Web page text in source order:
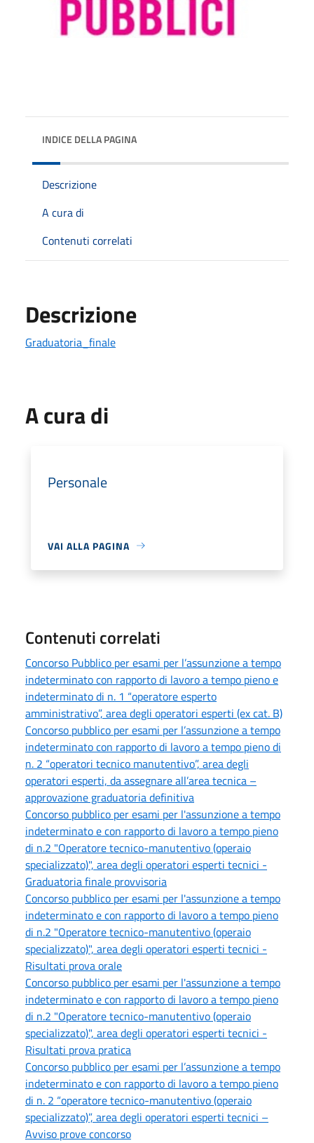
INDICE DELLA PAGINA
Descrizione
A cura di
Contenuti correlati
Descrizione
Graduatoria_finale
A cura di
Personale
VAI ALLA PAGINA
Contenuti correlati
Concorso Pubblico per esami per l’assunzione a tempo
indeterminato con rapporto di lavoro a tempo pieno e
indeterminato di n. 1 “operatore esperto
amministrativo”, area degli operatori esperti (ex cat. B)
Concorso pubblico per esami per l’assunzione a tempo
indeterminato con rapporto di lavoro a tempo pieno di
n. 2 “operatori tecnico manutentivo”, area degli
operatori esperti, da assegnare all’area tecnica –
approvazione graduatoria definitiva
Concorso pubblico per esami per l'assunzione a tempo
indeterminato e con rapporto di lavoro a tempo pieno
di n.2 "Operatore tecnico-manutentivo (operaio
specializzato)", area degli operatori esperti tecnici -
Graduatoria finale provvisoria
Concorso pubblico per esami per l'assunzione a tempo
indeterminato e con rapporto di lavoro a tempo pieno
di n.2 "Operatore tecnico-manutentivo (operaio
specializzato)", area degli operatori esperti tecnici -
Risultati prova orale
Concorso pubblico per esami per l'assunzione a tempo
indeterminato e con rapporto di lavoro a tempo pieno
di n.2 "Operatore tecnico-manutentivo (operaio
specializzato)", area degli operatori esperti tecnici -
Risultati prova pratica
Concorso pubblico per esami per l’assunzione a tempo
indeterminato e con rapporto di lavoro a tempo pieno
di n. 2 “operatore tecnico-manutentivo (operaio
specializzato)”, area degli operatori esperti tecnici –
Avviso prove concorso